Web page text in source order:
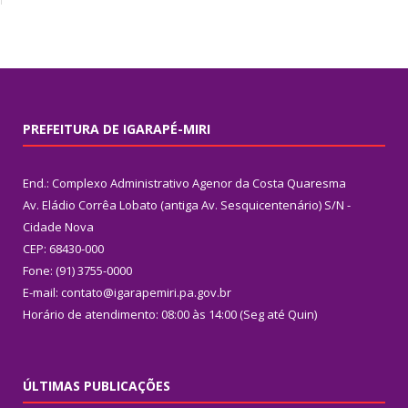
PREFEITURA DE IGARAPÉ-MIRI
End.: Complexo Administrativo Agenor da Costa Quaresma
Av. Eládio Corrêa Lobato (antiga Av. Sesquicentenário) S/N -
Cidade Nova
CEP: 68430-000
Fone: (91) 3755-0000
E-mail: contato@igarapemiri.pa.gov.br
Horário de atendimento: 08:00 às 14:00 (Seg até Quin)
ÚLTIMAS PUBLICAÇÕES